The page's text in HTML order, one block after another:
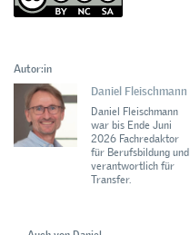
Autor:in
Daniel Fleischmann
Daniel Fleischmann
war bis Ende Juni
2026 Fachredaktor
für Berufsbildung und
verantwortlich für
Transfer.